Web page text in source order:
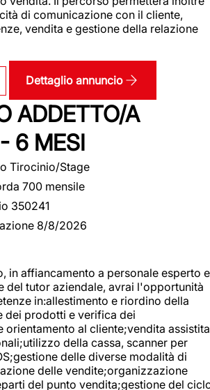
di comunicazione con il cliente,
vendita e gestione della relazione
Dettaglio annuncio
ADDETTO/A
6 MESI
Tirocinio/Stage
700 mensile
350241
8/8/2026
in affiancamento a personale esperto e
del tutor aziendale, avrai l'opportunità
in:allestimento e riordino della
dei prodotti e verifica dei
orientamento al cliente;vendita assistita
della cassa, scanner per
delle diverse modalità di
delle vendite;organizzazione
del punto vendita;gestione del